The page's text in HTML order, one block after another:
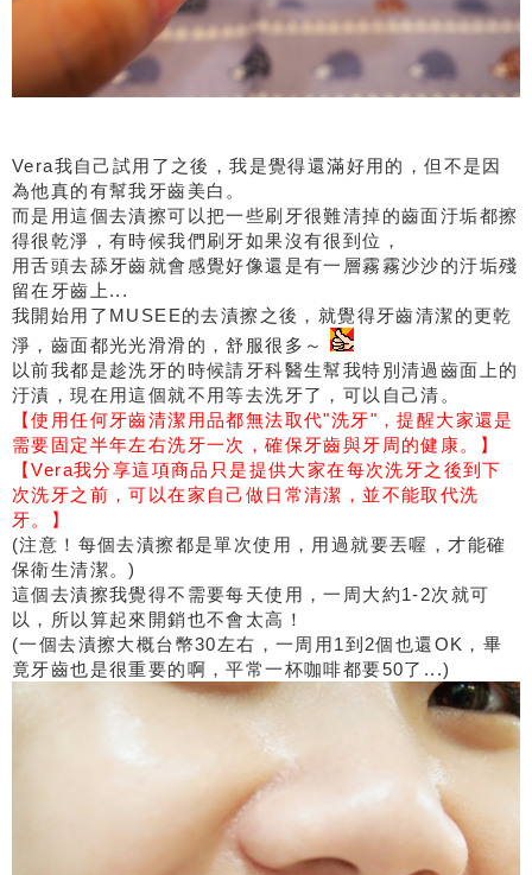
Vera我自己試用了之後，我是覺得還滿好用的，但不是因
為他真的有幫我牙齒美白。
而是用這個去漬擦可以把一些刷牙很難清掉的齒面汙垢都擦
得很乾淨，有時候我們刷牙如果沒有很到位，
用舌頭去舔牙齒就會感覺好像還是有一層霧霧沙沙的汙垢殘
留在牙齒上...
我開始用了MUSEE的去漬擦之後，就覺得牙齒清潔的更乾
淨，齒面都光光滑滑的，舒服很多～
以前我都是趁洗牙的時候請牙科醫生幫我特別清過齒面上的
汙漬，現在用這個就不用等去洗牙了，可以自己清。
【使用任何牙齒清潔用品都無法取代"洗牙"，提醒大家還是
需要固定半年左右洗牙一次，確保牙齒與牙周的健康。】
【Vera我分享這項商品只是提供大家在每次洗牙之後到下
次洗牙之前，可以在家自己做日常清潔，並不能取代洗
牙。】
(注意！每個去漬擦都是單次使用，用過就要丟喔，才能確
保衛生清潔。)
這個去漬擦我覺得不需要每天使用，一周大約1-2次就可
以，所以算起來開銷也不會太高！
(一個去漬擦大概台幣30左右，一周用1到2個也還OK，畢
竟牙齒也是很重要的啊，平常一杯咖啡都要50了...)